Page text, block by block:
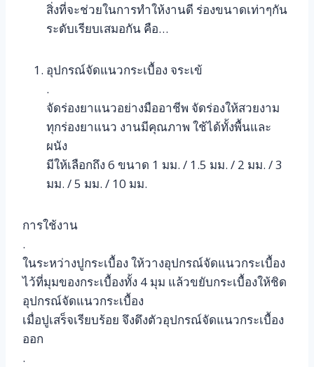
สิ่งที่จะช่วยในการทำให้งานดี ร่องขนาดเท่าๆกัน
ระดับเรียบเสมอกัน คือ…
อุปกรณ์จัดแนวกระเบื้อง จระเข้
.
จัดร่องยาแนวอย่างมืออาชีพ จัดร่องให้สวยงาม
ทุกร่องยาแนว งานมีคุณภาพ ใช้ได้ทั้งพื้นและ
ผนัง
มีให้เลือกถึง 6 ขนาด 1 มม. / 1.5 มม. / 2 มม. / 3
มม. / 5 มม. / 10 มม.
การใช้งาน
.
ในระหว่างปูกระเบื้อง ให้วางอุปกรณ์จัดแนวกระเบื้อง
ไว้ที่มุมของกระเบื้องทั้ง 4 มุม แล้วขยับกระเบื้องให้ชิด
อุปกรณ์จัดแนวกระเบื้อง
เมื่อปูเสร็จเรียบร้อย จึงดึงตัวอุปกรณ์จัดแนวกระเบื้อง
ออก
.